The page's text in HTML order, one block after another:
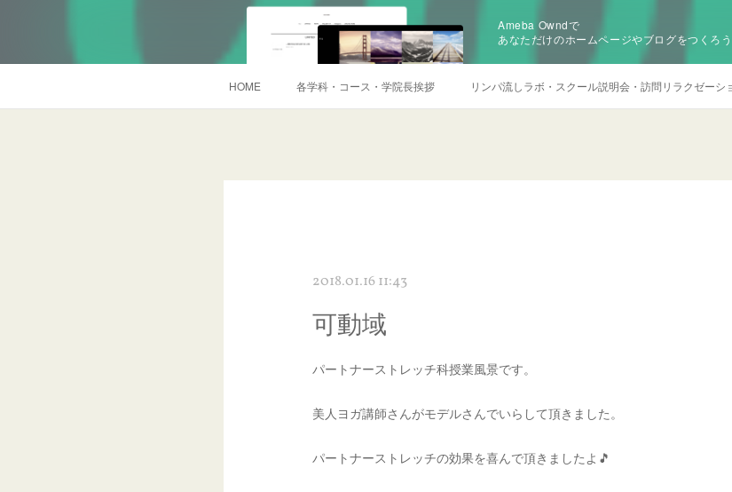
Ameba Owndで
あなただけのホームページやブログをつくろう
HOME 各学科・コース・学院長挨拶 リンパ流しラボ・スクール説明会・訪問リラクゼー
2018.01.16 11:43
可動域
パートナーストレッチ科授業風景です。
美人ヨガ講師さんがモデルさんでいらして頂きました。
パートナーストレッチの効果を喜んで頂きましたよ🎵